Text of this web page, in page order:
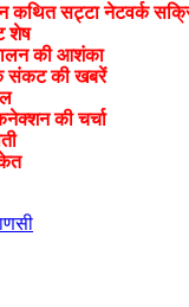
कथित सट्टा नेटवर्क
शेष
की आशंका
संकट की खबरें
की चर्चा